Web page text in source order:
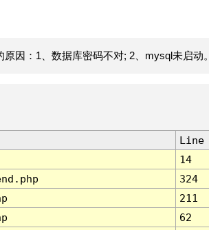
因：1、数据库密码不对; 2、mysql未启动。
Line
14
324
211
62